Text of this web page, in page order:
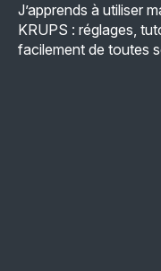
J’apprends à utiliser
KRUPS : réglages,
facilement de toutes